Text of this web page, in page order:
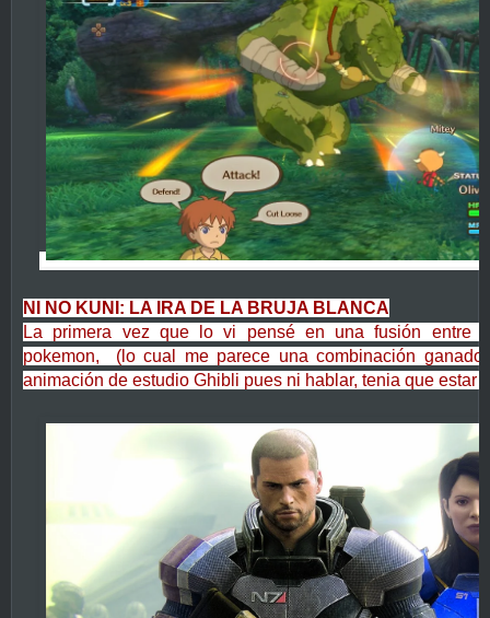
NI NO KUNI: LA IRA DE LA BRUJA BLANCA
La primera vez que lo vi pensé en una fusión entre
pokemon, (lo cual me parece una combinación
animación de estudio Ghibli pues ni hablar, tenia que estar